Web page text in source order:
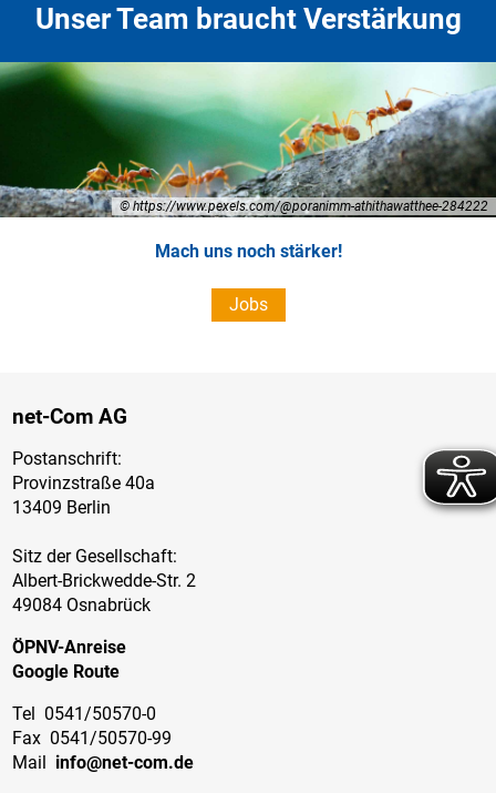
Unser Team braucht Verstärkung
Mach uns noch stärker!
Jobs
© https://www.pexels.com/@poranimm-athithawatthee-284222
Werde Teil unseres Teams!
Jobs
© pixabay.com
net-Com AG
Postanschrift:
Provinzstraße 40a
13409 Berlin
Sitz der Gesellschaft:
Albert-Brickwedde-Str. 2
49084 Osnabrück
ÖPNV-Anreise
Google Route
Tel 0541/50570-0
Fax 0541/50570-99
Mail info@net-com.de